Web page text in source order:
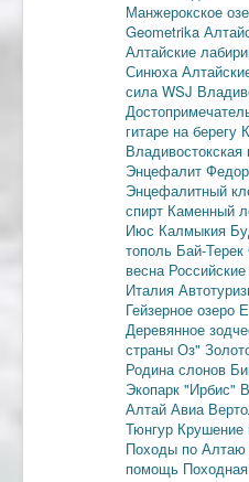
Манжерокское
Geometrika
Алтайские
Синюха
силаWSJ
гитаре на берегу
Владивостокская
Энцефалит
Энцефалитный
спирт Каменный
Июс Калмыкия
тополь Бай-Терек
весна
Италия
Гейзерное озеро
Деревянное
страны Оз"
Родина слонов
Экопарк "Ирбис"
Алтай Авиа
Тюнгур Крушение
Походы по Алтаю
помощь